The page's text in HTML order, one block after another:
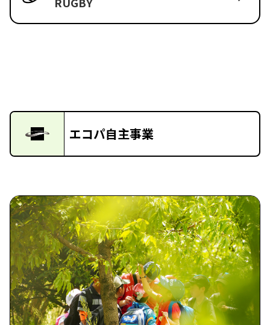
エコパ自主事業